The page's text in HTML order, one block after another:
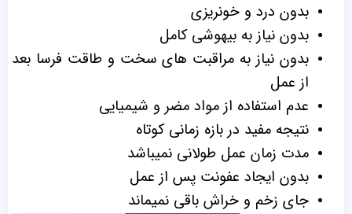
بدون درد و خونریزی
بدون نیاز به بیهوشی کامل
بدون نیاز به مراقبت های سخت و طاقت فرسا بعد
از عمل
عدم استفاده از مواد مضر و شیمیایی
نتیجه مفید در بازه زمانی کوتاه
مدت زمان عمل طولانی نمیباشد
بدون ایجاد عفونت پس از عمل
جای زخم و خراش باقی نمیماند